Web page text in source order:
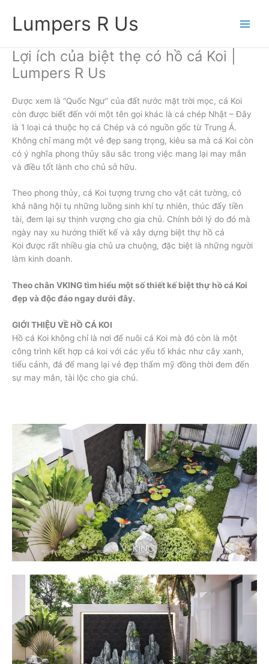
contentLumpers R Us
Lợi ích của biệt thẹ có hồ cá Koi |
Lumpers R Us
Được xem là “Quốc Ngư” của đất nước mặt trời mọc, cá Koi
còn được biết đến với một tên gọi khác là cá chép Nhật – Đây
là 1 loại cá thuộc họ cá Chép và có nguồn gốc từ Trung Á.
Không chỉ mang một vẻ đẹp sang trọng, kiêu sa mà cá Koi còn
có ý nghĩa phong thủy sâu sắc trong việc mang lại may mắn
và điều tốt lành cho chủ sở hữu.
Theo phong thủy, cá Koi tượng trưng cho vật cát tường, có
khả năng hội tụ những luồng sinh khí tự nhiên, thúc đẩy tiền
tài, đem lại sự thịnh vượng cho gia chủ. Chính bởi lý do đó mà
ngày nay xu hướng thiết kế và xây dựng biệt thự hồ cá
Koi được rất nhiều gia chủ ưa chuộng, đặc biệt là những người
làm kinh doanh.
Theo chân VKING tìm hiểu một số thiết kế biệt thự hồ cá Koi
đẹp và độc đáo ngay dưới đây.
GIỚI THIỆU VỀ HỒ CÁ KOI
Hồ cá Koi không chỉ là nơi để nuôi cá Koi mà đó còn là một
công trình kết hợp cá koi với các yếu tố khác như cây xanh,
tiểu cảnh, đá để mang lại vẻ đẹp thẩm mỹ đồng thời đem đến
sự may mắn, tài lộc cho gia chủ.